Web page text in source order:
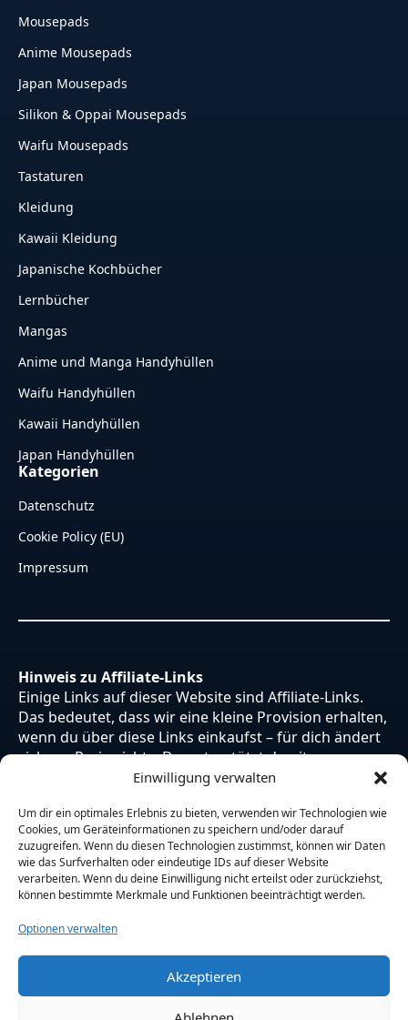
Einwilligung verwalten
Um dir ein optimales Erlebnis zu bieten, verwenden wir Technologien wie
Cookies, um Geräteinformationen zu speichern und/oder darauf
zuzugreifen. Wenn du diesen Technologien zustimmst, können wir Daten
wie das Surfverhalten oder eindeutige IDs auf dieser Website
verarbeiten. Wenn du deine Einwilligung nicht erteilst oder zurückziehst,
können bestimmte Merkmale und Funktionen beeinträchtigt werden.
Optionen verwalten
Akzeptieren
Mousepads
Anime Mousepads
Japan Mousepads
Silikon & Oppai Mousepads
Waifu Mousepads
Tastaturen
Kleidung
Kawaii Kleidung
Japanische Kochbücher
Lernbücher
Mangas
Anime und Manga Handyhüllen
Waifu Handyhüllen
Kawaii Handyhüllen
Japan Handyhüllen
Kategorien
Datenschutz
Cookie Policy (EU)
Impressum
Hinweis zu Affiliate-Links
Einige Links auf dieser Website sind Affiliate-Links.
Das bedeutet, dass wir eine kleine Provision erhalten,
wenn du über diese Links einkaufst – für dich ändert
sich am Preis nichts. Du unterstützt damit unsere
Arbeit. Vielen Dank dafür!
© 2026 Otaku Japan. Alle Rechte vorbehalten.